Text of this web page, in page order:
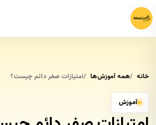
خانه همه آموزش‌ها امتیازات صفر دائم چیست؟
آموزش